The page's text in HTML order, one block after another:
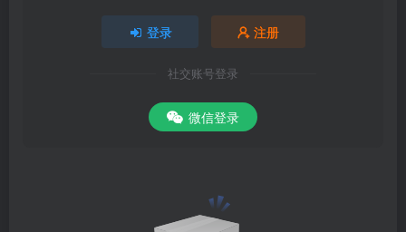
登录 注册
社交账号登录
微信登录